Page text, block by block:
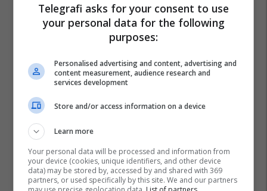
Telegrafi asks for your consent to use
your personal data for the following
purposes:
Personalised advertising and content, advertising and
content measurement, audience research and
services development
Store and/or access information on a device
Learn more
Your personal data will be processed and information from
your device (cookies, unique identifiers, and other device
data) may be stored by, accessed by and shared with 369
partners, or used specifically by this site. We and our partners